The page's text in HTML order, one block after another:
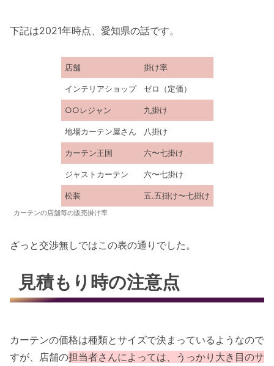
下記は2021年時点、愛知県の話です。
店舗 掛け率
インテリアショップ ゼロ（定価）
○○レジャン 九掛け
地場カーテン屋さん 八掛け
カーテン王国 六〜七掛け
ジャストカーテン 六〜七掛け
松装 五.五掛け〜七掛け
カーテンの店舗毎の販売掛け率
ざっと交渉無しではこの表の通りでした。
見積もり時の注意点
カーテンの価格は種類とサイズで決まっているようなので
すが、店舗の担当者さんによっては、うっかり大き目のサ